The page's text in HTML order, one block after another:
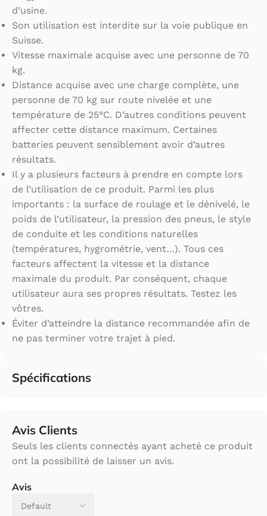
d’usine.
Son utilisation est interdite sur la voie publique en
Suisse.
Vitesse maximale acquise avec une personne de 70
kg.
Distance acquise avec une charge complète, une
personne de 70 kg sur route nivelée et une
température de 25°C. D’autres conditions peuvent
affecter cette distance maximum. Certaines
batteries peuvent sensiblement avoir d’autres
résultats.
Il y a plusieurs facteurs à prendre en compte lors
de l’utilisation de ce produit. Parmi les plus
importants : la surface de roulage et le dénivelé, le
poids de l’utilisateur, la pression des pneus, le style
de conduite et les conditions naturelles
(températures, hygrométrie, vent…). Tous ces
facteurs affectent la vitesse et la distance
maximale du produit. Par conséquent, chaque
utilisateur aura ses propres résultats. Testez les
vôtres.
Éviter d’atteindre la distance recommandée afin de
ne pas terminer votre trajet à pied.
Spécifications
Avis Clients
Avis
Seuls les clients connectés ayant acheté ce produit
ont la possibilité de laisser un avis.